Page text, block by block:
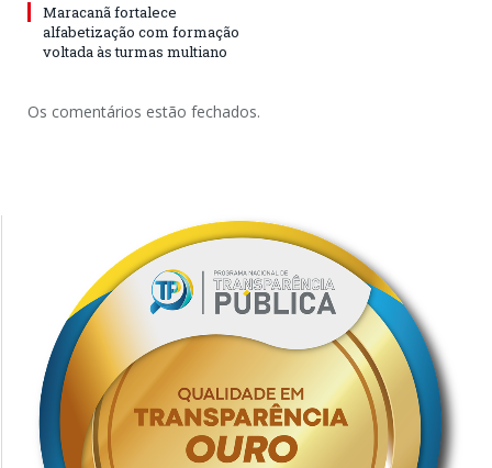
Maracanã fortalece
alfabetização com formação
voltada às turmas multiano
Os comentários estão fechados.